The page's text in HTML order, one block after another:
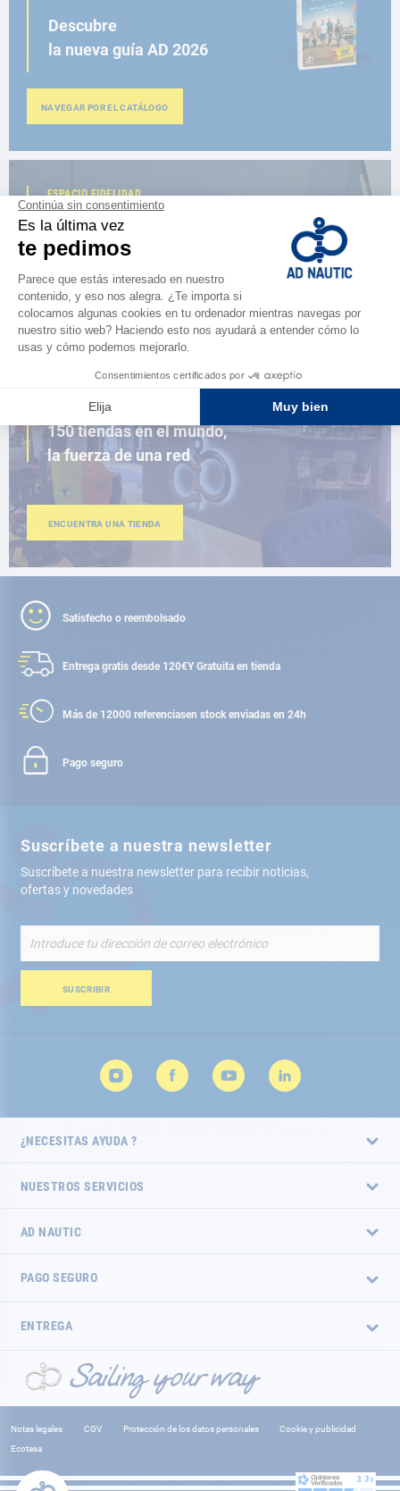
Descubre
la nueva guía AD 2026
NAVEGAR POR EL CATÁLOGO
ESPACIO FIDELIDAD
¿Eres apasionado?
Benefíciate de ventajas exclusivas
AD FIDELITY
CERCA DE TI
150 tiendas en el mundo,
la fuerza de una red
ENCUENTRA UNA TIENDA
Satisfecho o reembolsado
Entrega gratis desde 120€Y Gratuita en tienda
Más de 12000 referenciasen stock enviadas en 24h
Pago seguro
Suscríbete a nuestra newsletter
Suscríbete a nuestra newsletter para recibir noticias,
ofertas y novedades
nuestro
de
SUSCRIBIR
¿NECESITAS AYUDA ?
NUESTROS SERVICIOS
AD NAUTIC
PAGO SEGURO
ENTREGA
Notas legales CGV Protección de los datos personales
Cookie y publicidad
Ecotasa